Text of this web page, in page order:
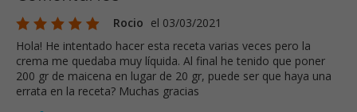
Rocio el 03/03/2021
Hola! He intentado hacer esta receta varias veces pero la
crema me quedaba muy líquida. Al final he tenido que poner
200 gr de maicena en lugar de 20 gr, puede ser que haya una
errata en la receta? Muchas gracias